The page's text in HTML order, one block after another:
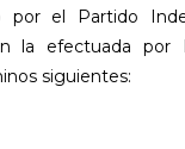
por el Partido
la efectuada por
siguientes: